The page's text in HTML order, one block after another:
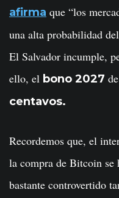
afirma que “los
una alta probabilidad
El Salvador incumple,
ello, el bono 2027
centavos.
Recordemos que, el
la compra de Bitcoin se
bastante controvertido